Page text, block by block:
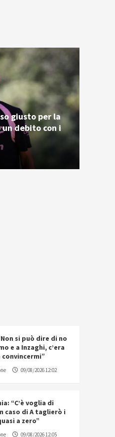
giusto per la
debito con i
si può dire di no
e a Inzaghi, c’era
convincermi”
09/08/2026 12:02
“C’è voglia di
caso di A taglierò i
a zero”
09/08/2026 12:05